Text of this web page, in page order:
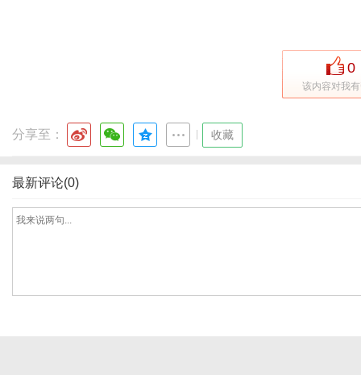
0
该内容对我
分享至： 收藏
最新评论(0)